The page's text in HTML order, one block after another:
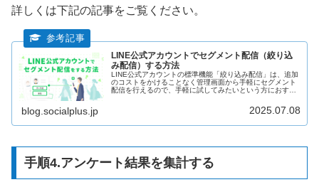
詳しくは下記の記事をご覧ください。
LINE公式アカウントでセグメント配信（絞り込
み配信）する方法
LINE公式アカウントの標準機能「絞り込み配信」は、追加
のコストをかけることなく管理画面から手軽にセグメント
配信を行えるので、手軽に試してみたいという方におすす
配信を開封・クリックした友だち、特定の条件にマッチし
たオーディエンスなどを配信先に指定し、効果的なセグメ
blog.socialplus.jp 2025.07.08
手順4.アンケート結果を集計する